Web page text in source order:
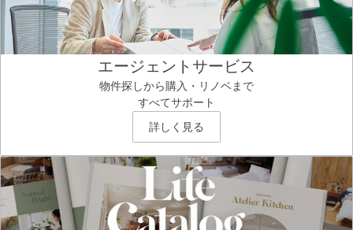
エージェントサービス
物件探しから購入・リノベまで
すべてサポート
詳しく見る